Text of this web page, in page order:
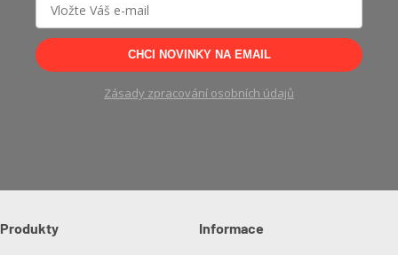
CHCI NOVINKY NA EMAIL
Zásady zpracování osobních údajů
Produkty Informace